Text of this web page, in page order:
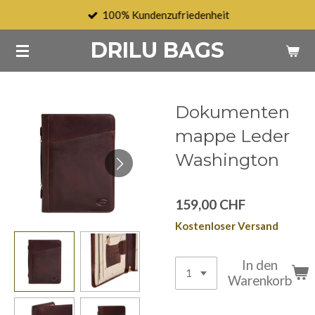
springen
DRILU BAGS
100% Kundenzufriedenheit
Dokumenten
mappe Leder
Washington
159,00 CHF
Kostenloser Versand
In den
Warenkorb